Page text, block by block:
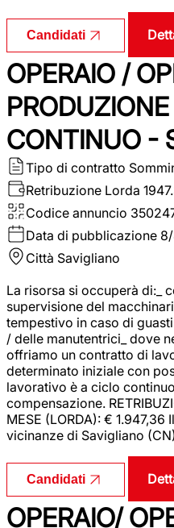
Candidati
OPERAIO /
CONTINUO -
Tipo di contratto
Retribuzione Lorda
Codice annuncio
Data di pubblicazione
Città Savigliano
La risorsa si occuperà di:_
supervisione del
tempestivo in caso di
/ delle manutentrici_ dove
offriamo un contratto di
determinato iniziale con
lavorativo è a ciclo
compensazione.
MESE (LORDA): €
vicinanze di Savigliano
Candidati
OPERAIO/